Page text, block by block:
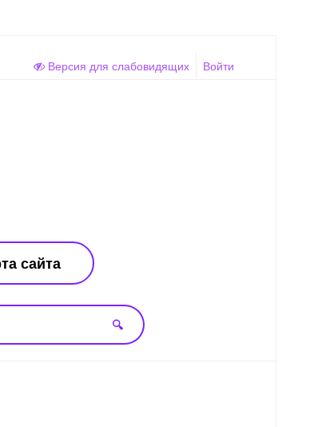
Версия для слабовидящих
Войти
сайта
🔍